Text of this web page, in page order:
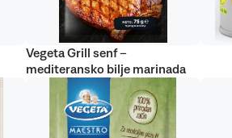
Vegeta Grill senf –
mediteransko bilje marinada